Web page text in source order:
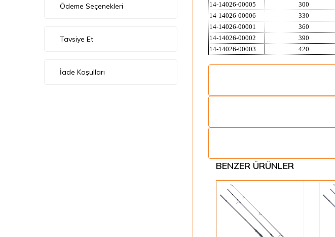
Ödeme Seçenekleri
Tavsiye Et
İade Koşulları
14-14026-00005
300
14-14026-00006
330
14-14026-00001
360
14-14026-00002
390
14-14026-00003
420
BENZER ÜRÜNLER